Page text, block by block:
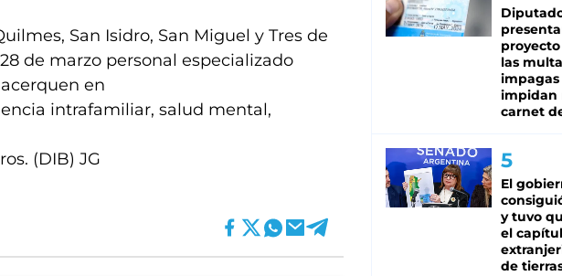
San Isidro, San Miguel y Tres de
de marzo personal especializado
en
intrafamiliar, salud mental,
(DIB) JG
las
impagas
impidan
carnet
El
y tuvo
el
de